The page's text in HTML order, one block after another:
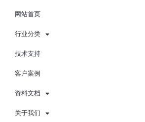
网站首页
行业分类
技术支持
客户案例
资料文档
关于我们